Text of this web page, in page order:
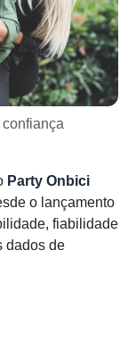
Party Onbici
o lançamento
fiabilidade
dados de